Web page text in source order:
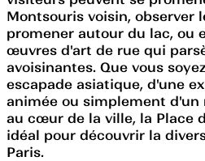
Montsouris voisin, observer
promener autour du lac, ou
œuvres d'art de rue qui
avoisinantes. Que vous
escapade asiatique, d'une
animée ou simplement
au cœur de la ville, la Place
idéal pour découvrir la
Paris.